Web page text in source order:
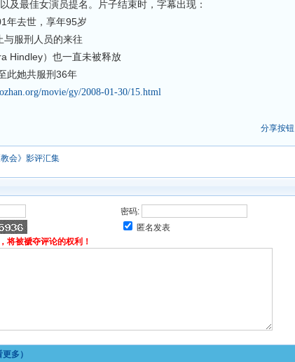
及最佳女演员提名。片子结束时，字幕出现：
年去世，享年95岁
服刑人员的来往
Hindley）也一直未被释放
此她共服刑 36年
movie/gy/2008-01-30/15.html
分享按钮
会》影评汇集
密码:
匿名发表
将被褫夺评论的权利！
多）